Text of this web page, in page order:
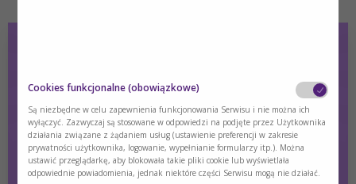
Diet principles - MSUD
The main goals of nutritional management in MSUD are to
stabilize and restore metabolic homeostasis by rapidly
reducing toxic metabolites
Cookies funkcjonalne (obowiązkowe)
Są niezbędne w celu zapewnienia funkcjonowania Serwisu i nie można ich
wyłączyć. Zazwyczaj są stosowane w odpowiedzi na podjęte przez Użytkownika
działania związane z żądaniem usług (ustawienie preferencji w zakresie
prywatności użytkownika, logowanie, wypełnianie formularzy itp.). Można
ustawić przeglądarkę, aby blokowała takie pliki cookie lub wyświetlała
odpowiednie powiadomienia, jednak niektóre części Serwisu mogą nie działać.